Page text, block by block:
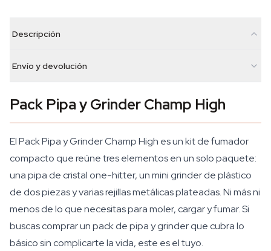
Descripción
Envío y devolución
Pack Pipa y Grinder Champ High
El Pack Pipa y Grinder Champ High es un kit de fumador
compacto que reúne tres elementos en un solo paquete:
una pipa de cristal one-hitter, un mini grinder de plástico
de dos piezas y varias rejillas metálicas plateadas. Ni más ni
menos de lo que necesitas para moler, cargar y fumar. Si
buscas comprar un pack de pipa y grinder que cubra lo
básico sin complicarte la vida, este es el tuyo.